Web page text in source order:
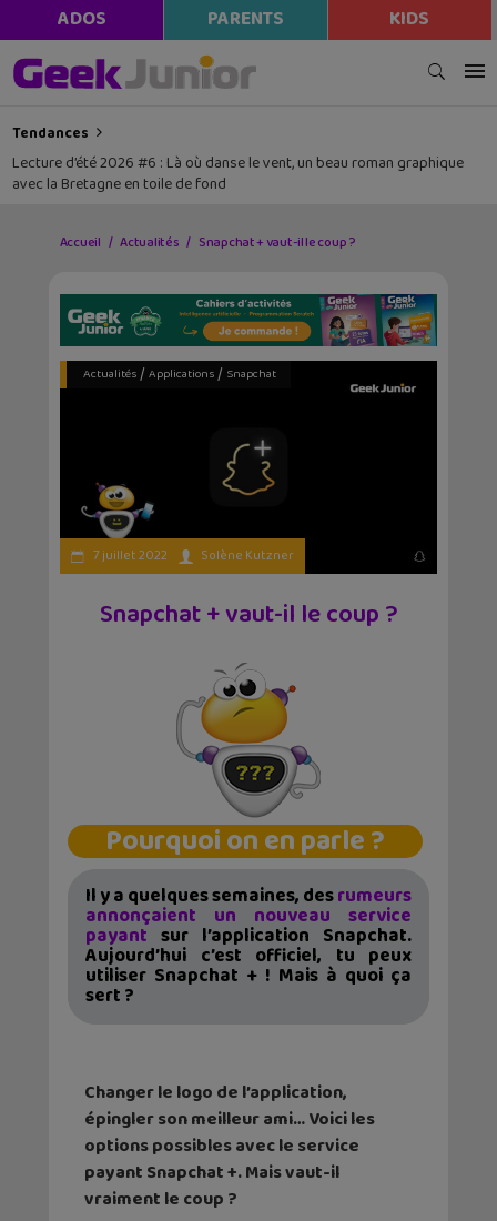
ADOS PARENTS KIDS
Tendances
Lecture d’été 2026 #6 : Là où danse le vent, un beau roman graphique
avec la Bretagne en toile de fond
Accueil Actualités Snapchat + vaut-il le coup ?
Actualités/ Applications/ Snapchat
7 juillet 2022 Solène Kutzner
Snapchat + vaut-il le coup ?
Pourquoi on en parle ?
Il y a quelques semaines, desrumeurs
annonçaient un nouveau service
payant sur l’application Snapchat.
Aujourd’hui c’est officiel, tu peux
utiliser Snapchat + ! Mais à quoi ça
sert ?
Changer le logo de l’application,
épingler son meilleur ami… Voici les
options possibles avec le service
payant Snapchat +. Mais vaut-il
vraiment le coup ?
modal-check